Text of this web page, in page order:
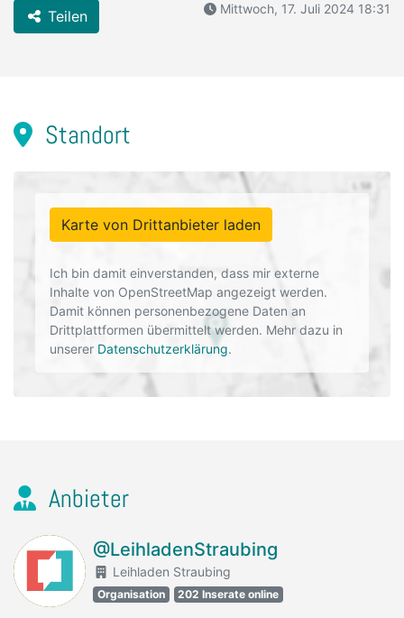
Teilen Mittwoch, 17. Juli 2024 18:31
Standort
Karte von Drittanbieter laden
Ich bin damit einverstanden, dass mir externe
Inhalte von OpenStreetMap angezeigt werden.
Damit können personenbezogene Daten an
Drittplattformen übermittelt werden. Mehr dazu in
unserer Datenschutzerklärung.
Anbieter
@LeihladenStraubing
Leihladen Straubing
Organisation 202 Inserate online